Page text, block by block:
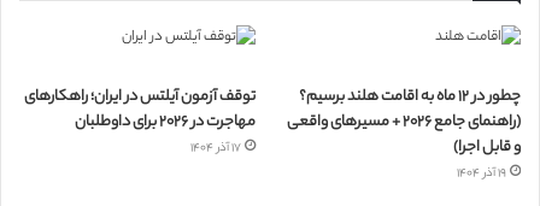
چطور در ۱۲ ماه به اقامت هلند برسیم؟
(راهنمای جامع ۲۰۲۶ + مسیرهای واقعی
و قابل اجرا)
۱۹ آذر ۱۴۰۴
توقف آزمون آیلتس در ایران؛ راهکارهای
مهاجرت در ۲۰۲۶ برای داوطلبان
۱۷ آذر ۱۴۰۴